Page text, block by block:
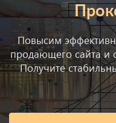
Повысим
продающего сайта и
Получите